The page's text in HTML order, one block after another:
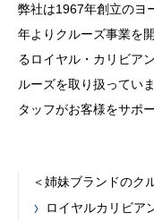
弊社は1967年創立のヨ
年よりクルーズ事業を
るロイヤル・カリビア
ルーズを取り扱ってい
タッフがお客様をサポ
＜姉妹ブランドのク
ロイヤルカリビア